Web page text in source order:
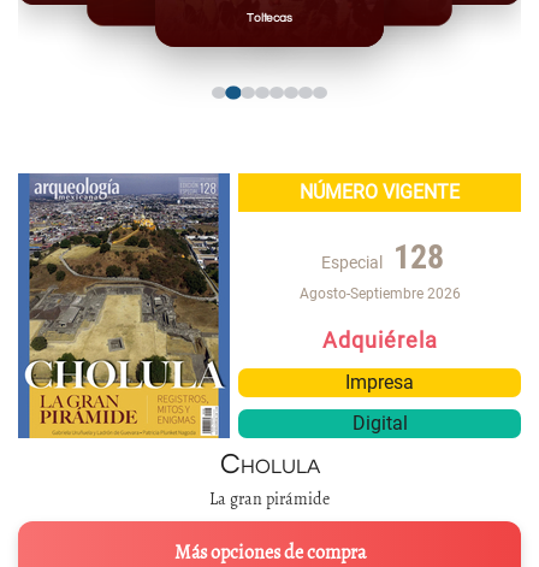
Toltecas
NÚMERO VIGENTE
Especial 128
Agosto-Septiembre 2026
Adquiérela
Impresa
Digital
Cholula
La gran pirámide
Más opciones de compra